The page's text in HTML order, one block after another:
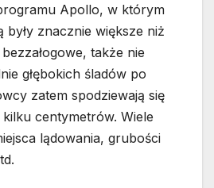
Apollo, w którym
były znacznie większe niż
także nie
głębokich śladów po
zatem spodziewają się
kilku centymetrów. Wiele
lądowania, grubości